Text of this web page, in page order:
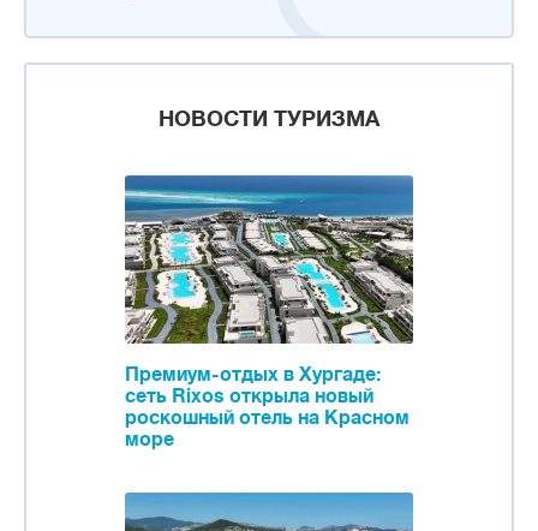
НОВОСТИ ТУРИЗМА
Премиум-отдых в Хургаде:
сеть Rixos открыла новый
роскошный отель на Красном
море